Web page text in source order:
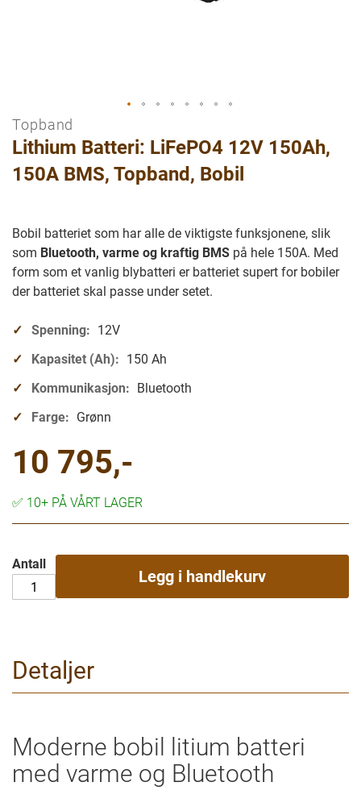
Gå
til
begynnelsen
av
Topband
Lithium Batteri: LiFePO4 12V 150Ah,
150A BMS, Topband, Bobil
Bobil batteriet som har alle de viktigste funksjonene, slik
som Bluetooth, varme og kraftig BMS på hele 150A. Med
form som et vanlig blybatteri er batteriet supert for bobiler
der batteriet skal passe under setet.
Spenning: 12V
Kapasitet (Ah): 150 Ah
Kommunikasjon: Bluetooth
Farge: Grønn
10 795,-
✅ 10+ PÅ VÅRT LAGER
Antall
Legg i handlekurv
Detaljer
Moderne bobil litium batteri
med varme og Bluetooth